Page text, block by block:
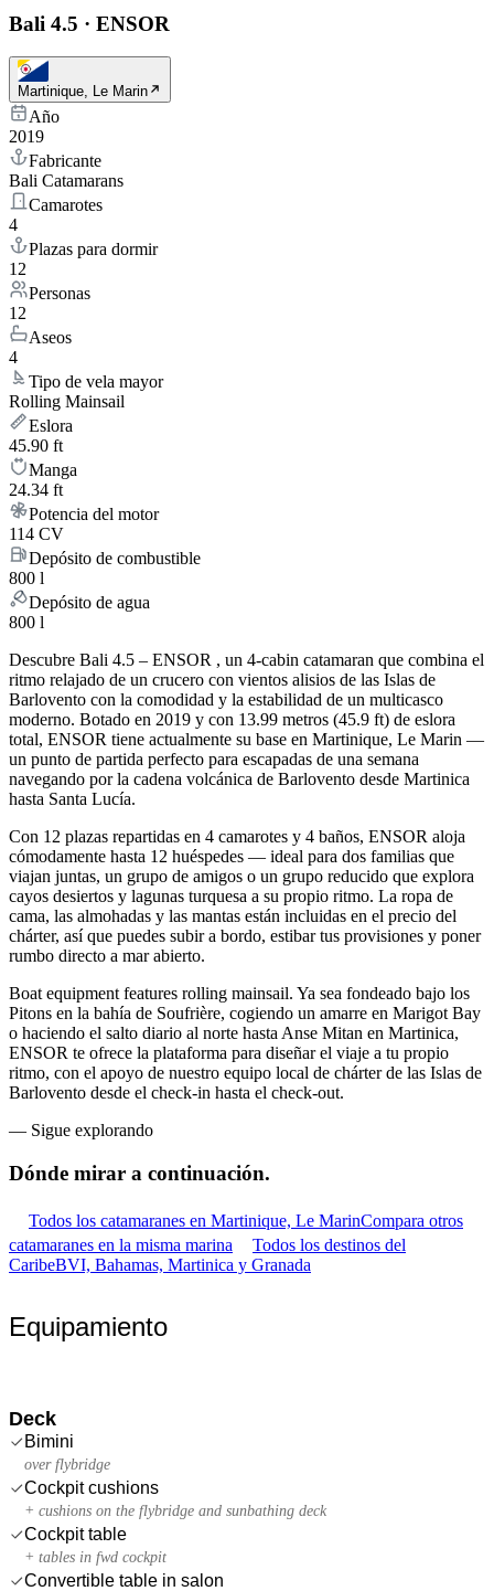
Bali 4.5 · ENSOR
Martinique, Le Marin
Año
2019
Fabricante
Bali Catamarans
Camarotes
4
Plazas para dormir
12
Personas
12
Aseos
4
Tipo de vela mayor
Rolling Mainsail
Eslora
45.90 ft
Manga
24.34 ft
Potencia del motor
114 CV
Depósito de combustible
800 l
Depósito de agua
800 l
Descubre Bali 4.5 – ENSOR , un 4-cabin catamaran que combina el
ritmo relajado de un crucero con vientos alisios de las Islas de
Barlovento con la comodidad y la estabilidad de un multicasco
moderno. Botado en 2019 y con 13.99 metros (45.9 ft) de eslora
total, ENSOR tiene actualmente su base en Martinique, Le Marin —
un punto de partida perfecto para escapadas de una semana
navegando por la cadena volcánica de Barlovento desde Martinica
hasta Santa Lucía.
Con 12 plazas repartidas en 4 camarotes y 4 baños, ENSOR aloja
cómodamente hasta 12 huéspedes — ideal para dos familias que
viajan juntas, un grupo de amigos o un grupo reducido que explora
cayos desiertos y lagunas turquesa a su propio ritmo. La ropa de
cama, las almohadas y las mantas están incluidas en el precio del
chárter, así que puedes subir a bordo, estibar tus provisiones y poner
rumbo directo a mar abierto.
Boat equipment features rolling mainsail. Ya sea fondeado bajo los
Pitons en la bahía de Soufrière, cogiendo un amarre en Marigot Bay
o haciendo el salto diario al norte hasta Anse Mitan en Martinica,
ENSOR te ofrece la plataforma para diseñar el viaje a tu propio
ritmo, con el apoyo de nuestro equipo local de chárter de las Islas de
Barlovento desde el check-in hasta el check-out.
— Sigue explorando
Dónde mirar a continuación.
Todos los catamaranes en Martinique, Le MarinCompara otros
catamaranes en la misma marina
Todos los destinos del
CaribeBVI, Bahamas, Martinica y Granada
Equipamiento
Deck
Bimini
over flybridge
Cockpit cushions
+ cushions on the flybridge and sunbathing deck
Cockpit table
+ tables in fwd cockpit
Convertible table in salon